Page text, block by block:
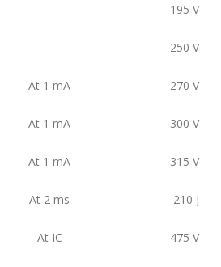
195 V
250 V
At 1 mA 270 V
At 1 mA 300 V
At 1 mA 315 V
At 2 ms 210 J
At IC 475 V